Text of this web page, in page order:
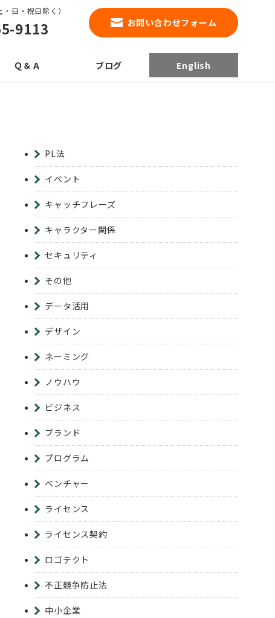
9113
日・祝日除く）
お問い合わせフォーム
Ｑ＆Ａ ブログ English
PL法
イベント
キャッチフレーズ
キャラクター関係
セキュリティ
その他
データ活用
デザイン
ネーミング
ノウハウ
ビジネス
ブランド
プログラム
ベンチャー
ライセンス
ライセンス契約
ロゴテクト
不正競争防止法
中小企業